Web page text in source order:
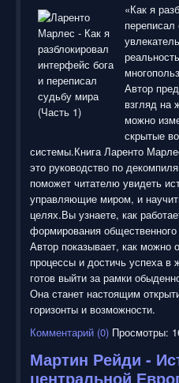
«Как я
Автор
взгляд на
можно
скрытые
системы.Книга Ларенто
это руководство по
поможет читателю увидеть
управляющие миром, и
целях.Вы узнаете, как
формирования
Автор показывает, как можно
процессы и достичь успеха в
готов выйти за рамки
Она станет настоящим
горизонты и возможности.
Комментарий (0) Просмотры:
Мартин Рейди -
центральной